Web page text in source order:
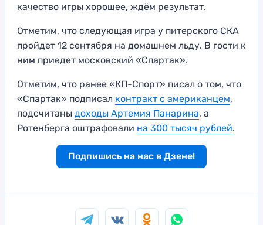
качество игры хорошее, ждём результат.
Отметим, что следующая игра у питерского СКА
пройдет 12 сентября на домашнем льду. В гости к
ним приедет московский «Спартак».
Отметим, что ранее «КП-Спорт» писал о том, что
«Спартак» подписал контракт с американцем,
подсчитаны доходы Артемия Панарина, а
Ротенберга оштрафовали на 300 тысяч рублей.
Подпишись на нас в Дзене!